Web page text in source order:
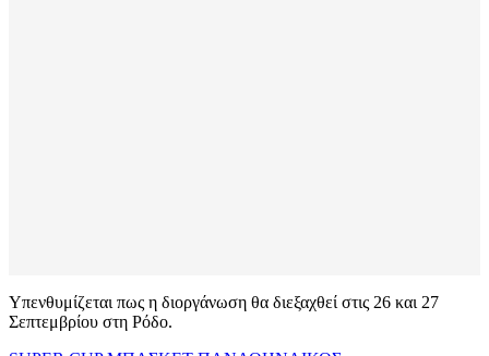
Υπενθυμίζεται πως η διοργάνωση θα διεξαχθεί στις 26 και 27
Σεπτεμβρίου στη Ρόδο.